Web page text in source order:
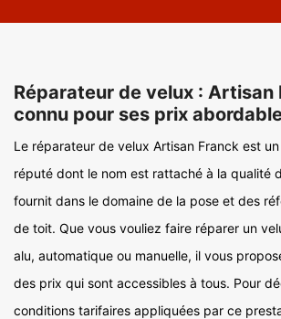
Réparateur de velux : Artisan
connu pour ses prix
Le réparateur de velux Artisan Franck est
réputé dont le nom est rattaché à la qualité
fournit dans le domaine de la pose et des
de toit. Que vous vouliez faire réparer un
alu, automatique ou manuelle, il vous
des prix qui sont accessibles à tous. Pour
conditions tarifaires appliquées par ce